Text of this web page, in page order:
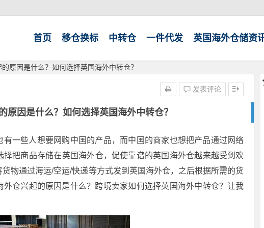
首页 移仓换标 中转仓 一件代发 英国海外仓储资
原因是什么？如何选择英国海外中转仓？
原因是什么？如何选择英国海外中转仓？
发表评论
一些人想要网购中国的产品，而中国的商家也想把产品通过网络
把商品存储在英国海外仓，促使靠谱的英国海外仓越来越受到欢
物通过海运/空运/快递等方式发到英国海外仓，之后根据所需的货
仓兴起的原因是什么？跨境卖家如何选择英国海外中转仓？让我